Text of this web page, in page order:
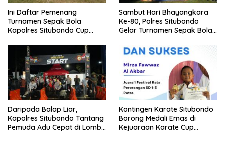
Ini Daftar Pemenang
Turnamen Sepak Bola
Kapolres Situbondo Cup
10 Tahun
Sambut Hari Bhayangkara
Ke-80, Polres Situbondo
Gelar Turnamen Sepak Bola
Daripada Balap Liar,
Kapolres Situbondo Tantang
Pemuda Adu Cepat di Lomba
Kontingen Karate Situbondo
Borong Medali Emas di
Kejuaraan Karate Cup